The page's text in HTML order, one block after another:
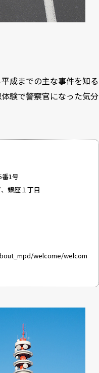
成までの主な事件を知る
験で警察官になった気分
1号
銀座１丁目
welcome/welcom